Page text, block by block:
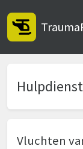
Vluchten